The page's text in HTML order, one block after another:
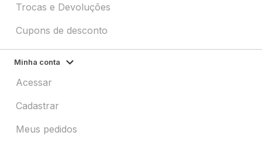
Trocas e Devoluções
Cupons de desconto
Minha conta
Acessar
Cadastrar
Meus pedidos